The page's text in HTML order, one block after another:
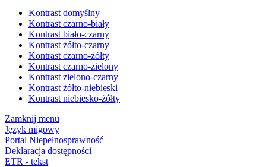
Kontrast domyślny
Kontrast czarno-biały
Kontrast biało-czarny
Kontrast żółto-czarny
Kontrast czarno-żółty
Kontrast czarno-zielony
Kontrast zielono-czarny
Kontrast żółto-niebieski
Kontrast niebiesko-żółty
Zamknij menu
Język migowy
Portal Niepełnosprawność
Deklaracja dostępności
ETR - tekst